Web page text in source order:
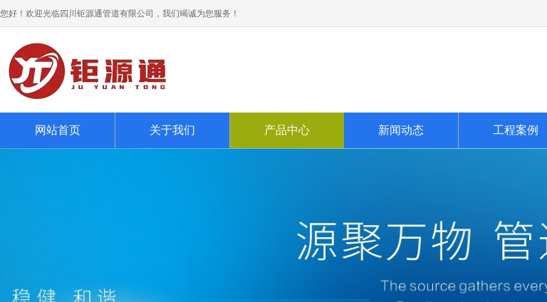
您好！欢迎光临四川钜源通管道有限公司，我们竭诚为您服务！
网站首页 关于我们 产品中心 新闻动态 工程案例